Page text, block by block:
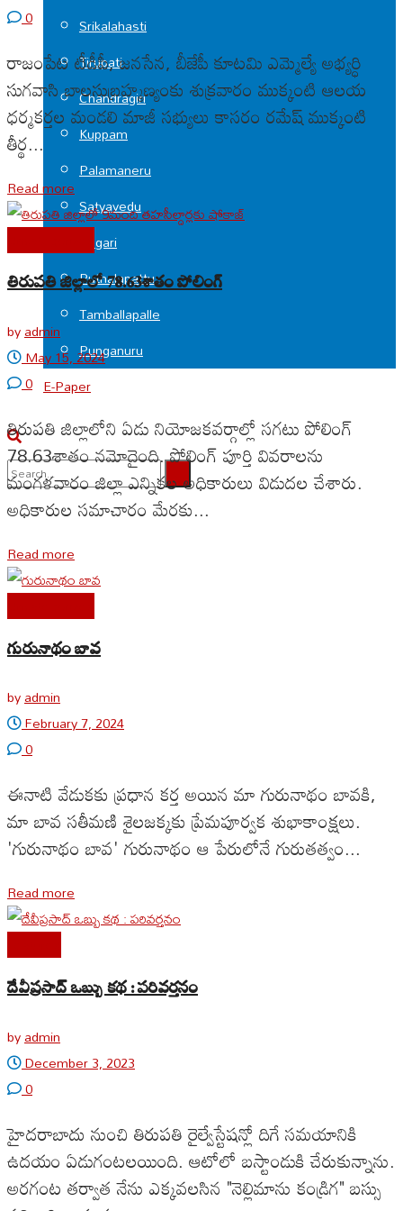
Srikalahasti
Tirupati
Chandragiri
Kuppam
Palamaneru
Satyavedu
Nagari
Puthalapattu
Tamballapalle
Punganuru
E-Paper
No Result
View All Result
0
రాజంపేట టీడీపీ, జనసేన, బీజేపీ కూటమి ఎమ్మెల్యే అభ్యర్ధి
సుగవాసి బాలసుబ్రహ్మణ్యంకు శుక్రవారం ముక్కంటి ఆలయ
ధర్మకర్తల మండలి మాజీ సభ్యులు కాసరం రమేష్ ముక్కంటి
తీర్థ...
Read more
తిరుపతి జిల్లాలో 78.63శాతం పోలింగ్
byadmin
May 15, 2024
0
తిరుపతి జిల్లాలోని ఏడు నియోజకవర్గాల్లో సగటు పోలింగ్
78.63శాతం నమోదైంది. పోలింగ్ పూర్తి వివరాలను
మంగళవారం జిల్లా ఎన్నికల అధికారులు విడుదల చేశారు.
అధికారుల సమాచారం మేరకు...
Read more
గురునాథం బావ
byadmin
February 7, 2024
0
ఈనాటి వేడుకకు ప్రధాన కర్త అయిన మా గురునాథం బావకి,
మా బావ సతీమణి శైలజక్కకు ప్రేమపూర్వక శుభాకాంక్షలు.
'గురునాథం బావ' గురునాథం ఆ పేరులోనే గురుతత్వం...
Read more
దేవీప్రసాద్ ఒబ్బు కథ : పరివర్తనం
byadmin
December 3, 2023
0
హైదరాబాదు నుంచి తిరుపతి రైల్వేస్టేషన్లో దిగే సమయానికి
ఉదయం ఏడుగంటలయింది. ఆటోలో బస్టాండుకి చేరుకున్నాను.
అరగంట తర్వాత నేను ఎక్కవలసిన "నెల్లిమాను కండ్రిగ" బస్సు